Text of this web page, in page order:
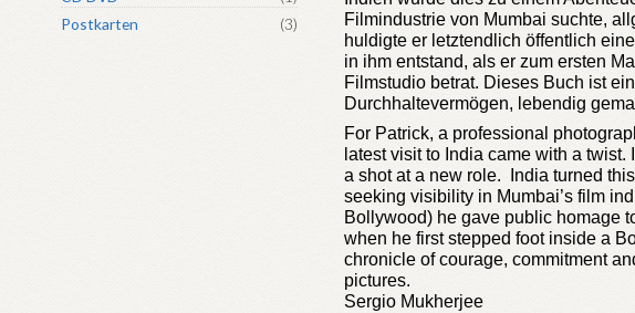
Filmindustrie von Mumbai suchte,
huldigte er letztendlich öffentlich
in ihm entstand, als er zum ersten
Filmstudio betrat. Dieses Buch ist
Durchhaltevermögen, lebendig
For Patrick, a professional
latest visit to India came with a twist.
a shot at a new role. India turned
seeking visibility in Mumbai’s film
Bollywood) he gave public homage
when he first stepped foot inside a
chronicle of courage, commitment
pictures.
Sergio Mukherjee
Postkarten
(3)